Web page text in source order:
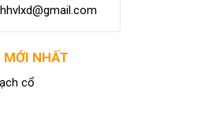
MỚI NHẤT
cổ